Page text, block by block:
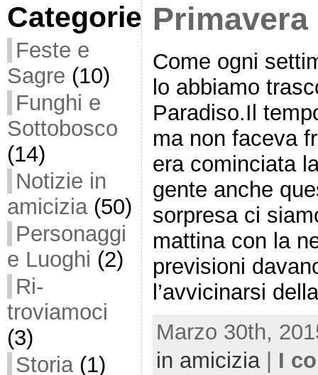
Categorie
Feste e
Sagre (10)
Funghi e
Sottobosco
(14)
Notizie in
amicizia(50)
Personaggi
e Luoghi (2)
Ri-
troviamoci
(3)
Storia(1)
Come ogni
lo abbiamo
Paradiso.Il
ma non faceva
era cominciata
gente anche
sorpresa ci
mattina con la
previsioni
l’avvicinarsi
Marzo 30th,
in amicizia| I